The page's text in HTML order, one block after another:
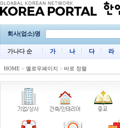
회사(업소)명
가나다 순 가 나 다 라
HOME > 옐로우페이지 > 바로 정렬